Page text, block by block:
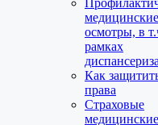
медицинские
осмотры, в
рамках
Как
права
Страховые
медицинские